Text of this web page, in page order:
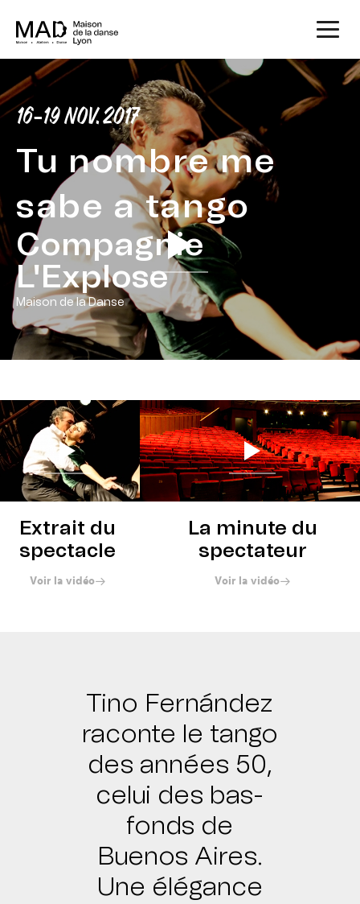
16-19 NOV. 2017
Tu nombre me
sabe a tango
Compagnie
L'Explose
Maison de la Danse
Extrait du
spectacle
Voir la vidéo
La minute du
spectateur
Voir la vidéo
Tino Fernández
raconte le tango
des années 50,
celui des bas-
fonds de
Buenos Aires.
Une élégance